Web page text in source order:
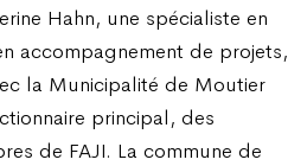
Hahn, une spécialiste en
accompagnement de projets,
la Municipalité de Moutier
principal, des
de FAJI. La commune de